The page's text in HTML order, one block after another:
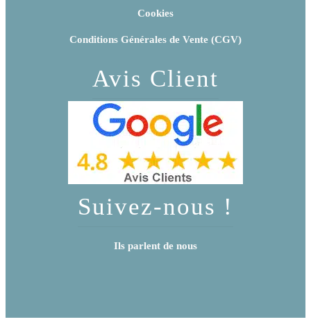
Cookies
Conditions Générales de Vente (CGV)
Avis Client
Suivez-nous !
Ils parlent de nous